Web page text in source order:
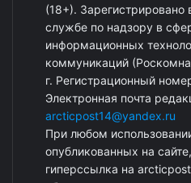
(18+). Зарегистрировано
службе по надзору в
информационных
коммуникаций
г. Регистрационный
Электронная почта
arcticpost14@yandex.ru
При любом
опубликованных на
гиперссылка на